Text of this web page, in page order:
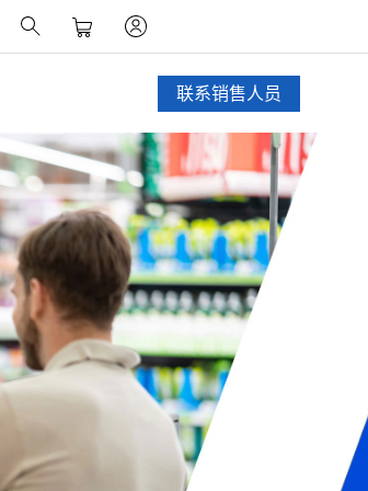
联系销售人员